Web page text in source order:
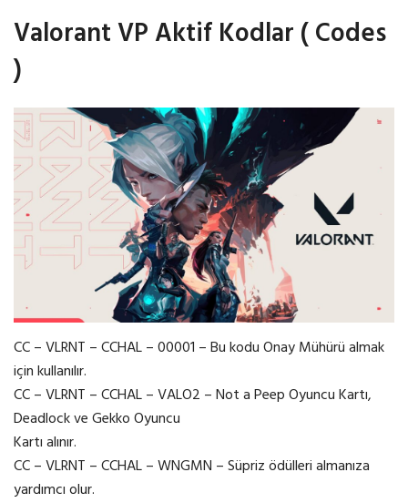
Valorant VP Aktif Kodlar ( Codes
)
CC – VLRNT – CCHAL – 00001 – Bu kodu Onay Mühürü almak
için kullanılır.
CC – VLRNT – CCHAL – VALO2 – Not a Peep Oyuncu Kartı,
Deadlock ve Gekko Oyuncu
Kartı alınır.
CC – VLRNT – CCHAL – WNGMN – Süpriz ödülleri almanıza
yardımcı olur.